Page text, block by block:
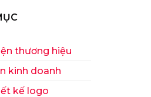
thương hiệu
kinh doanh
kế logo